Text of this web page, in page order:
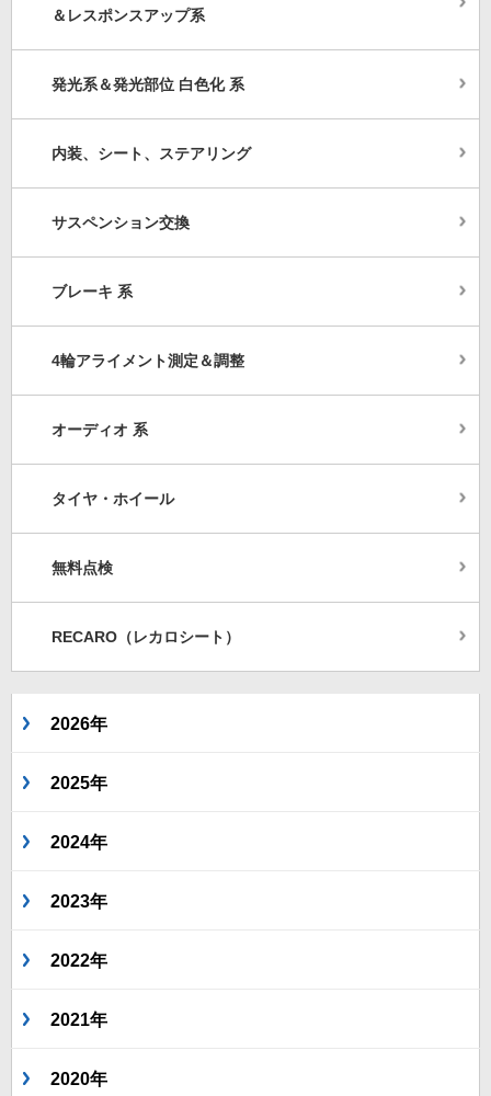
＆レスポンスアップ系
発光系＆発光部位 白色化 系
内装、シート、ステアリング
サスペンション交換
ブレーキ 系
4輪アライメント測定＆調整
オーディオ 系
タイヤ・ホイール
無料点検
RECARO（レカロシート）
2026年
2025年
2024年
2023年
2022年
2021年
2020年